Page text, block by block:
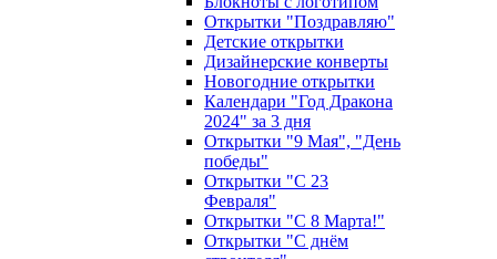
Открытки "Поздравляю"
Детские открытки
Дизайнерские конверты
Новогодние открытки
Календари "Год Дракона
2024" за 3 дня
Открытки "9 Мая", "День
победы"
Открытки "С 23
Февраля"
Открытки "С 8 Марта!"
Открытки "С днём